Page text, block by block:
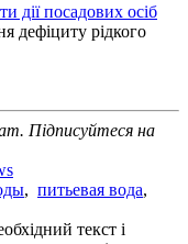
дії посадових осіб
дефіциту рідкого
Підписуйтеся на
, питьевая вода,
текст і